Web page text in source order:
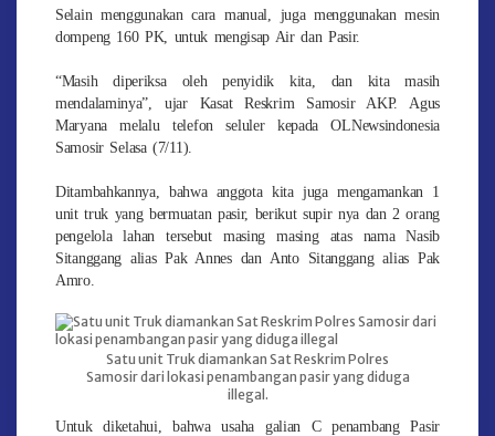
Selain menggunakan cara manual, juga menggunakan mesin
dompeng 160 PK, untuk mengisap Air dan Pasir.
“Masih diperiksa oleh penyidik kita, dan kita masih
mendalaminya”, ujar Kasat Reskrim Samosir AKP. Agus
Maryana melalu telefon seluler kepada OLNewsindonesia
Samosir Selasa (7/11).
Ditambahkannya, bahwa anggota kita juga mengamankan 1
unit truk yang bermuatan pasir, berikut supir nya dan 2 orang
pengelola lahan tersebut masing masing atas nama Nasib
Sitanggang alias Pak Annes dan Anto Sitanggang alias Pak
Amro.
Satu unit Truk diamankan Sat Reskrim Polres
Samosir dari lokasi penambangan pasir yang diduga
illegal.
Untuk diketahui, bahwa usaha galian C penambang Pasir